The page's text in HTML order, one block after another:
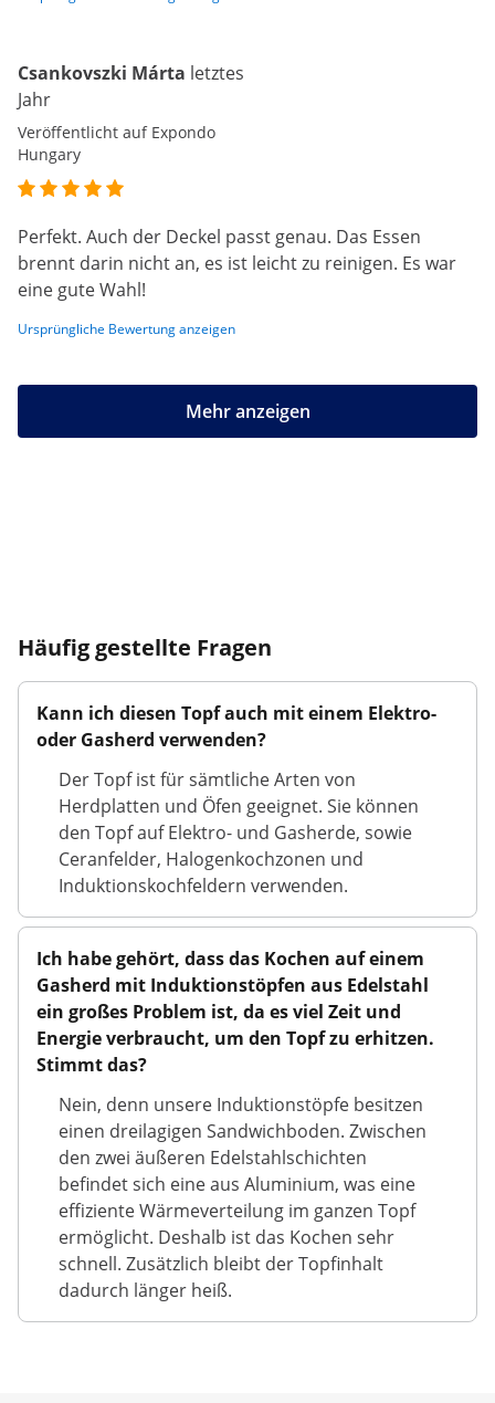
Csankovszki Márta letztes
Jahr
Veröffentlicht auf Expondo
Hungary
Perfekt. Auch der Deckel passt genau. Das Essen
brennt darin nicht an, es ist leicht zu reinigen. Es war
eine gute Wahl!
Ursprüngliche Bewertung anzeigen
Mehr anzeigen
Häufig gestellte Fragen
Kann ich diesen Topf auch mit einem Elektro-
oder Gasherd verwenden?
Der Topf ist für sämtliche Arten von
Herdplatten und Öfen geeignet. Sie können
den Topf auf Elektro- und Gasherde, sowie
Ceranfelder, Halogenkochzonen und
Induktionskochfeldern verwenden.
Ich habe gehört, dass das Kochen auf einem
Gasherd mit Induktionstöpfen aus Edelstahl
ein großes Problem ist, da es viel Zeit und
Energie verbraucht, um den Topf zu erhitzen.
Stimmt das?
Nein, denn unsere Induktionstöpfe besitzen
einen dreilagigen Sandwichboden. Zwischen
den zwei äußeren Edelstahlschichten
befindet sich eine aus Aluminium, was eine
effiziente Wärmeverteilung im ganzen Topf
ermöglicht. Deshalb ist das Kochen sehr
schnell. Zusätzlich bleibt der Topfinhalt
dadurch länger heiß.